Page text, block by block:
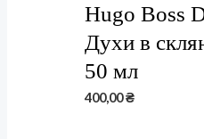
Hugo Boss
Духи в
50 мл
400,00₴